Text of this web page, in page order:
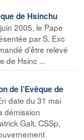
de Hsinchu
2005, le Pape
par S. Exc
d’être relevé
de Hsinc ...
de l’Evêque de
date du 31 mai
démission
Galt, CSSp,